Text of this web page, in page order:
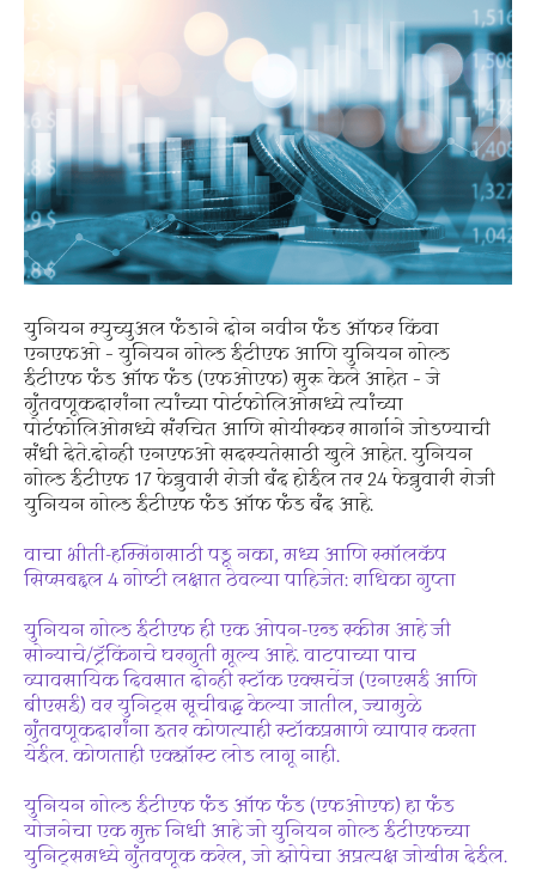
युनियन म्युच्युअल फंडाने दोन नवीन फंड ऑफर किंवा
एनएफओ – युनियन गोल्ड ईटीएफ आणि युनियन गोल्ड
ईटीएफ फंड ऑफ फंड (एफओएफ) सुरू केले आहेत – जे
गुंतवणूकदारांना त्यांच्या पोर्टफोलिओमध्ये त्यांच्या
पोर्टफोलिओमध्ये संरचित आणि सोयीस्कर मार्गाने जोडण्याची
संधी देते.दोन्ही एनएफओ सदस्यतेसाठी खुले आहेत. युनियन
गोल्ड ईटीएफ 17 फेब्रुवारी रोजी बंद होईल तर 24 फेब्रुवारी रोजी
युनियन गोल्ड ईटीएफ फंड ऑफ फंड बंद आहे.
वाचा भीती-हम्मिंगसाठी पडू नका, मध्य आणि स्मॉलकॅप
सिप्सबद्दल 4 गोष्टी लक्षात ठेवल्या पाहिजेत: राधिका गुप्ता
युनियन गोल्ड ईटीएफ ही एक ओपन-एन्ड स्कीम आहे जी
सोन्याचे/ट्रॅकिंगचे घरगुती मूल्य आहे. वाटपाच्या पाच
व्यावसायिक दिवसात दोन्ही स्टॉक एक्सचेंज (एनएसई आणि
बीएसई) वर युनिट्स सूचीबद्ध केल्या जातील, ज्यामुळे
गुंतवणूकदारांना इतर कोणत्याही स्टॉकप्रमाणे व्यापार करता
येईल. कोणताही एक्झॉस्ट लोड लागू नाही.
युनियन गोल्ड ईटीएफ फंड ऑफ फंड (एफओएफ) हा फंड
योजनेचा एक मुक्त निधी आहे जो युनियन गोल्ड ईटीएफच्या
युनिट्समध्ये गुंतवणूक करेल, जो झोपेचा अप्रत्यक्ष जोखीम देईल.